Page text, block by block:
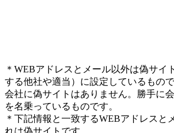
＊WEBアドレスとメール以外は偽サイ
する他社や適当）に設定しているもの
会社に偽サイトはありません。勝手に
を名乗っているものです。
＊下記情報と一致するWEBアドレスと
れは偽サイトです。